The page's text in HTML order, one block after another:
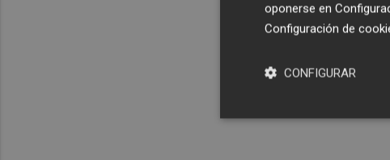
oponerse en
Configuración de
CONFIGURAR